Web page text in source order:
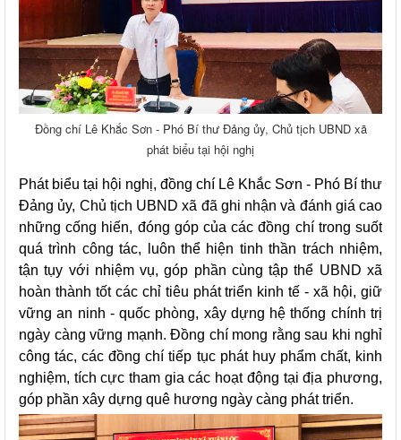
Đồng chí Lê Khắc Sơn - Phó Bí thư Đảng ủy, Chủ tịch UBND xã
phát biểu tại hội nghị
Phát biểu tại hội nghị, đồng chí Lê Khắc Sơn - Phó Bí thư
Đảng ủy, Chủ tịch UBND xã đã ghi nhận và đánh giá cao
những cống hiến, đóng góp của các đồng chí trong suốt
quá trình công tác, luôn thể hiện tinh thần trách nhiệm,
tận tụy với nhiệm vụ, góp phần cùng tập thể UBND xã
hoàn thành tốt các chỉ tiêu phát triển kinh tế - xã hội, giữ
vững an ninh - quốc phòng, xây dựng hệ thống chính trị
ngày càng vững mạnh. Đồng chí mong rằng sau khi nghỉ
công tác, các đồng chí tiếp tục phát huy phẩm chất, kinh
nghiệm, tích cực tham gia các hoạt động tại địa phương,
góp phần xây dựng quê hương ngày càng phát triển.